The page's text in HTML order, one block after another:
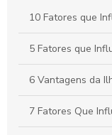
Limpeza de
manutenção
10 Fatores que
5 Fatores que
6 Vantagens da
7 Fatores Que